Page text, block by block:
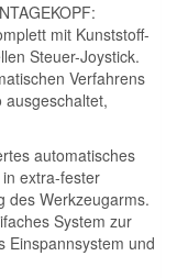
mit Kunststoff-
Steuer-Joystick.
Verfahrens
ausgeschaltet,
automatisches
extra-fester
des Werkzeugarms.
System zur
Einspannsystem und